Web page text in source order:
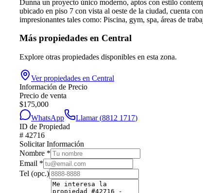
Dunna un proyecto único moderno, aptos con estilo
ubicado en piso 7 con vista al oeste de la ciudad, cuenta
impresionantes tales como: Piscina, gym, spa, áreas de
Más propiedades en Central
Explore otras propiedades disponibles en esta zona.
Ver propiedades en Central
Información de Precio
Precio de venta
$175,000
WhatsApp
Llamar (8812 1717)
ID de Propiedad
# 42716
Solicitar Información
Nombre *
Email *
Tel (opc.)